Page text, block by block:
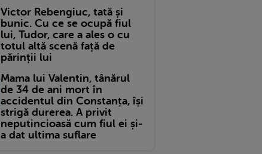
Victor Rebengiuc, tată și
bunic. Cu ce se ocupă fiul
lui, Tudor, care a ales o cu
totul altă scenă față de
părinții lui
Mama lui Valentin, tânărul
de 34 de ani mort în
accidentul din Constanța, își
strigă durerea. A privit
neputincioasă cum fiul ei și-
a dat ultima suflare